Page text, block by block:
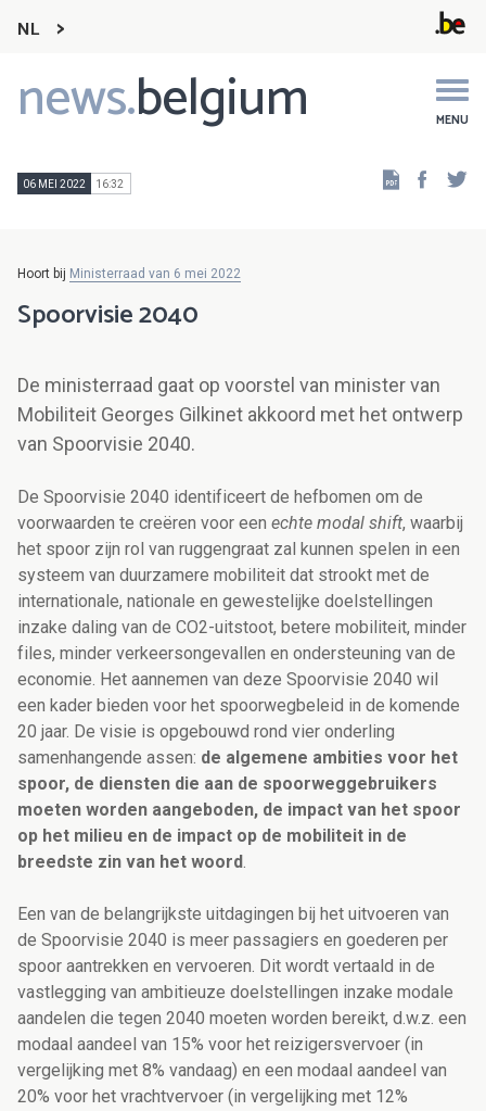
NL
news.belgium MENU
Main
navigation
06 MEI 2022 16:32
Hoort bij Ministerraad van 6 mei 2022
Spoorvisie 2040
De ministerraad gaat op voorstel van minister van
Mobiliteit Georges Gilkinet akkoord met het ontwerp
van Spoorvisie 2040.
De Spoorvisie 2040 identificeert de hefbomen om de
voorwaarden te creëren voor een echte modal shift, waarbij
het spoor zijn rol van ruggengraat zal kunnen spelen in een
systeem van duurzamere mobiliteit dat strookt met de
internationale, nationale en gewestelijke doelstellingen
inzake daling van de CO2-uitstoot, betere mobiliteit, minder
files, minder verkeersongevallen en ondersteuning van de
economie. Het aannemen van deze Spoorvisie 2040 wil
een kader bieden voor het spoorwegbeleid in de komende
20 jaar. De visie is opgebouwd rond vier onderling
samenhangende assen: de algemene ambities voor het
spoor, de diensten die aan de spoorweggebruikers
moeten worden aangeboden, de impact van het spoor
op het milieu en de impact op de mobiliteit in de
breedste zin van het woord.
Een van de belangrijkste uitdagingen bij het uitvoeren van
de Spoorvisie 2040 is meer passagiers en goederen per
spoor aantrekken en vervoeren. Dit wordt vertaald in de
vastlegging van ambitieuze doelstellingen inzake modale
aandelen die tegen 2040 moeten worden bereikt, d.w.z. een
modaal aandeel van 15% voor het reizigersvervoer (in
vergelijking met 8% vandaag) en een modaal aandeel van
20% voor het vrachtvervoer (in vergelijking met 12%